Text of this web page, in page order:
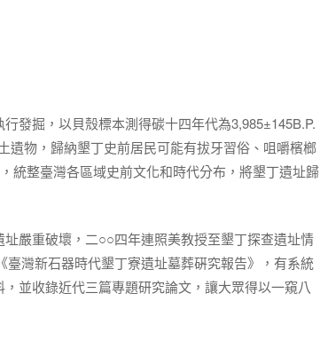
發掘，以貝殼標本測得碳十四年代為3,985±145B.P.
遺物，歸納墾丁史前居民可能有拔牙習俗、咀嚼檳榔
統整臺灣各區域史前文化和時代分布，將墾丁遺址歸
嚴重破壞，二○○四年連照美教授至墾丁探查遺址情
灣新石器時代墾丁寮遺址墓葬硏究報告》，有系統
並收錄近代三篇專題研究論文，讓大眾得以一窺八